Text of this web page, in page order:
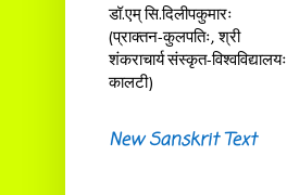
डॉ.एम् सि.दिलीपकुमारः
(प्राक्तन-कुलपतिः, श्री
शंकराचार्य संस्कृत-विश्वविद्यालयः
कालटी)
New Sanskrit Text